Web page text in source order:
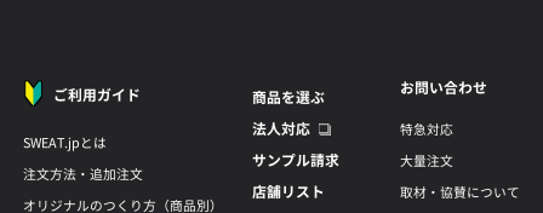
ご利用ガイド
SWEAT.jpとは
注文方法・追加注文
オリジナルのつくり方（商品別）
商品を選ぶ
法人対応
サンプル請求
店舗リスト
お問い合わせ
特急対応
大量注文
取材・協賛について